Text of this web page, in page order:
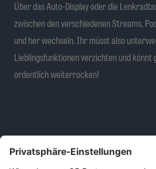
Über das Auto-Display oder die
zwischen den verschiedenen Streams,
und her wechseln. Ihr müsst also
Lieblingsfunktionen verzichten und könnt
ordentlich weiterrocken!
Jetzt direkt kostenlos